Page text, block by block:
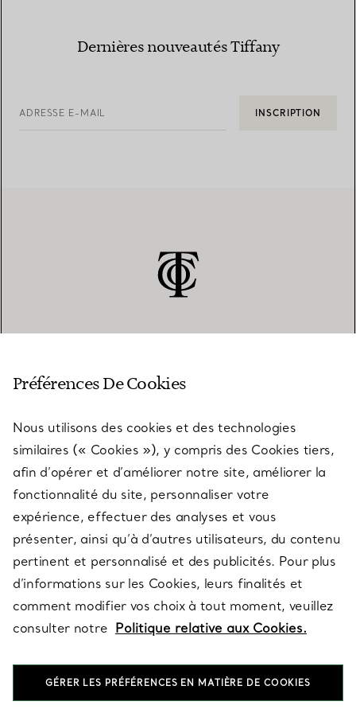
Dernières nouveautés Tiffany
ADRESSE E-MAIL INSCRIPTION
SERVICES
À PROPOS
QUESTIONS LÉGALES
SUIVEZ-NOUS
Préférences De Cookies
Nous utilisons des cookies et des technologies
similaires (« Cookies »), y compris des Cookies tiers,
afin d’opérer et d’améliorer notre site, améliorer la
fonctionnalité du site, personnaliser votre
expérience, effectuer des analyses et vous
présenter, ainsi qu’à d’autres utilisateurs, du contenu
pertinent et personnalisé et des publicités. Pour plus
d’informations sur les Cookies, leurs finalités et
comment modifier vos choix à tout moment, veuillez
consulter notre Politique relative aux Cookies.
GÉRER LES PRÉFÉRENCES EN MATIÈRE DE COOKIES